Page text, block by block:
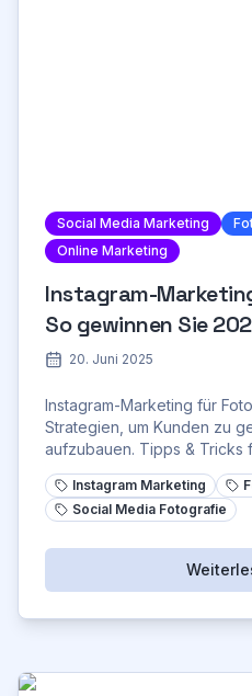
Social Media Marketing
Online Marketing
Instagram-
So gewinnen Sie
20. Juni 2025
Instagram-Marketing für
Strategien, um Kunden zu
aufzubauen. Tipps &
Instagram-Strategie.
Instagram Marketing
Social Media Fotografie